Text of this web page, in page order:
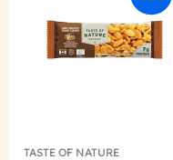
TASTE OF NATURE